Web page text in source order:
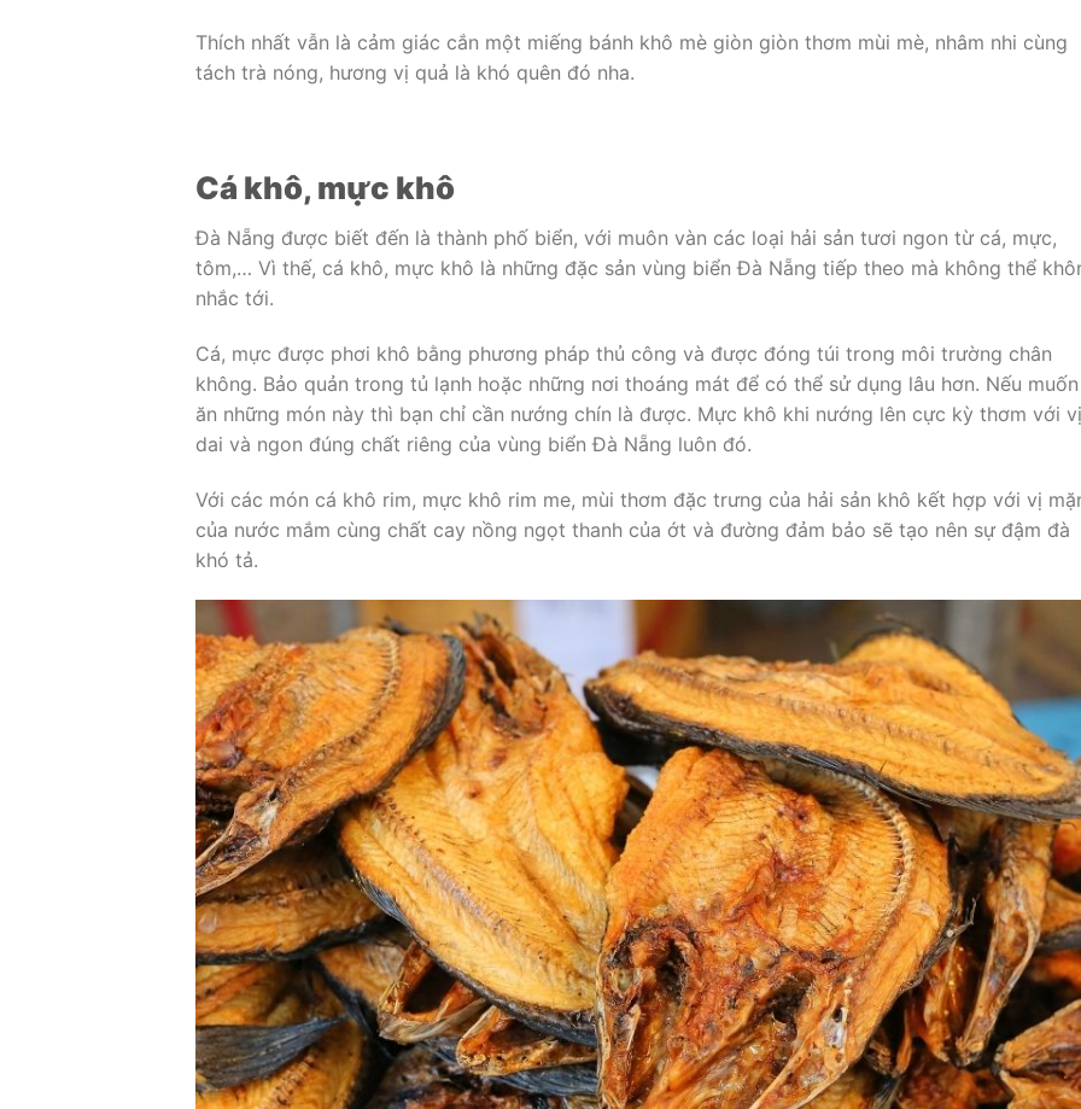
Thích nhất vẫn là cảm giác cắn một miếng bánh khô mè giòn giòn thơm mùi mè, nhâm nhi cùng
tách trà nóng, hương vị quả là khó quên đó nha.
Cá khô, mực khô
Đà Nẵng được biết đến là thành phố biển, với muôn vàn các loại hải sản tươi ngon từ cá, mực,
tôm,… Vì thế, cá khô, mực khô là những đặc sản vùng biển Đà Nẵng tiếp theo mà không thể
nhắc tới.
Cá, mực được phơi khô bằng phương pháp thủ công và được đóng túi trong môi trường chân
không. Bảo quản trong tủ lạnh hoặc những nơi thoáng mát để có thể sử dụng lâu hơn. Nếu muốn
ăn những món này thì bạn chỉ cần nướng chín là được. Mực khô khi nướng lên cực kỳ thơm với vị
dai và ngon đúng chất riêng của vùng biển Đà Nẵng luôn đó.
Với các món cá khô rim, mực khô rim me, mùi thơm đặc trưng của hải sản khô kết hợp với vị
của nước mắm cùng chất cay nồng ngọt thanh của ớt và đường đảm bảo sẽ tạo nên sự đậm đà
khó tả.